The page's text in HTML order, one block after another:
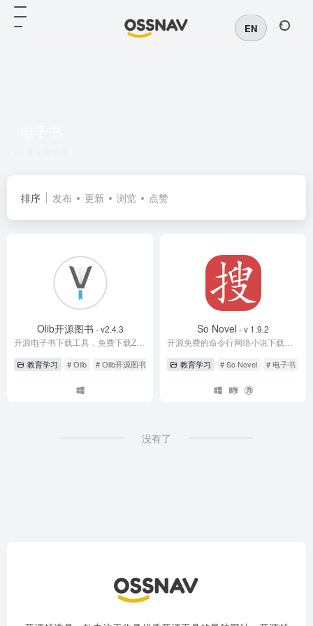
EN
排序 发布 更新 浏览 点赞
Olib开源图书 - v2.4.3
教育学习 # Olib # Olib开源图书 # Z-Library
So Novel - v 1.9.2
教育学习 # So Novel # 电子书
没有了